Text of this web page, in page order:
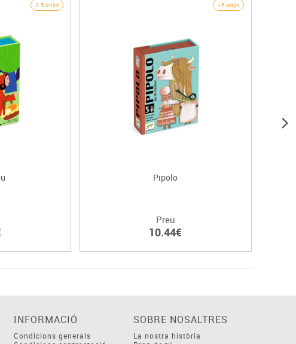
3-5 anys +5 anys
Pipolo
Preu
10.44€
INFORMACIÓ
Condicions generals
SOBRE NOSALTRES
La nostra història